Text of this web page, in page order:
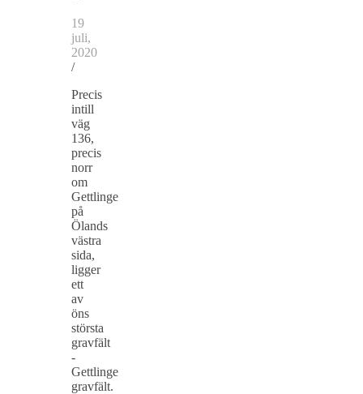
19
juli,
2020
/
Precis
intill
väg
136,
precis
norr
om
Gettlinge
på
Ölands
västra
sida,
ligger
ett
av
öns
största
gravfält
-
Gettlinge
gravfält.